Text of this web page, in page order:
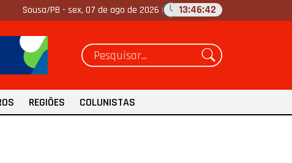
Sousa/PB -sex, 07 de ago de 2026 13:46:43
REGIÕES COLUNISTAS